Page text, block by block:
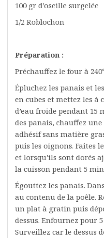
100 gr d’oseille surgelée
1/2 Roblochon
Préparation :
Préchauffez le four à
Épluchez les panais et
en cubes et mettez les
d’eau froide pendant 15
des panais, chauffez
adhésif sans matière
puis les oignons. Faites
et lorsqu’ils sont dorés
la cuisson pendant 5
Égouttez les panais.
au contenu de la poêle.
un plat à gratin puis
dessus. Enfournez pour
Surveillez car le dessus